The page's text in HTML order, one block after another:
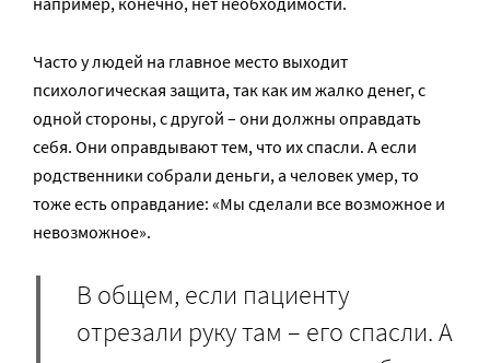
Часто у людей на главное место выходит
психологическая защита, так как им жалко денег, с
одной стороны, с другой – они должны оправдать
себя. Они оправдывают тем, что их спасли. А если
родственники собрали деньги, а человек умер, то
тоже есть оправдание: «Мы сделали все возможное и
невозможное».
В общем, если пациенту
отрезали руку там – его спасли. А